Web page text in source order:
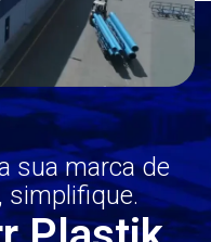
sua marca de
simplifique.